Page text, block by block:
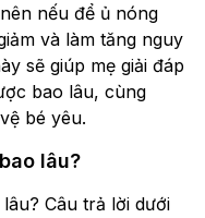
nếu để ủ nóng
và làm tăng nguy
sẽ giúp mẹ giải đáp
bao lâu, cùng
bé yêu.
lâu?
Câu trả lời dưới